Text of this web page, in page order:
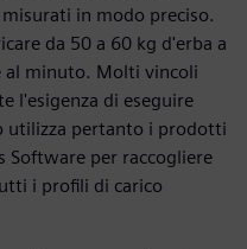
in modo preciso.
da 50 a 60 kg d'erba a
al minuto. Molti vincoli
l'esigenza di eseguire
utilizza pertanto i prodotti
Software per raccogliere
i profili di carico